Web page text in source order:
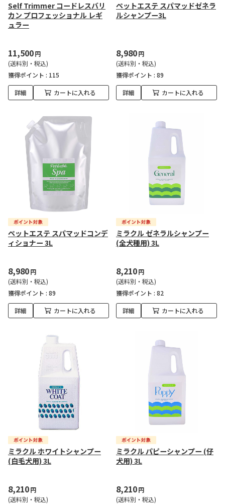
Self Trimmer コードレスバリ
カン プロフェッショナル レギ
ュラー
11,500円
(送料別・税込)
獲得ポイント : 115
詳細 カートに入れる
ペットエステ スパマッドゼネラ
ルシャンプー3L
8,980円
(送料別・税込)
獲得ポイント : 89
詳細 カートに入れる
ペットエステ スパマッドコンデ
ィショナー 3L
8,980円
(送料別・税込)
獲得ポイント : 89
詳細 カートに入れる
ミラクル ゼネラルシャンプー
(全犬種用) 3L
8,210円
(送料別・税込)
獲得ポイント : 82
詳細 カートに入れる
ミラクル ホワイトシャンプー
(白毛犬用) 3L
8,210円
(送料別・税込)
ミラクル パピーシャンプー (仔
犬用) 3L
8,210円
(送料別・税込)